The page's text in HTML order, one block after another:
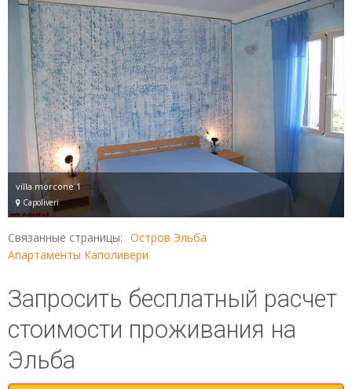
villa morcone 1
Capoliveri
Связанные страницы: Остров Эльба
Апартаменты Каполивери
Запросить бесплатный расчет
стоимости проживания на
Эльба